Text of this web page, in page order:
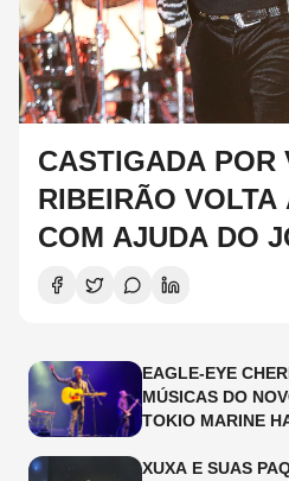
CASTIGADA POR
RIBEIRÃO VOLTA
COM AJUDA DO
EAGLE-EYE
MÚSICAS DO
TOKIO MARINE
XUXA E SUAS